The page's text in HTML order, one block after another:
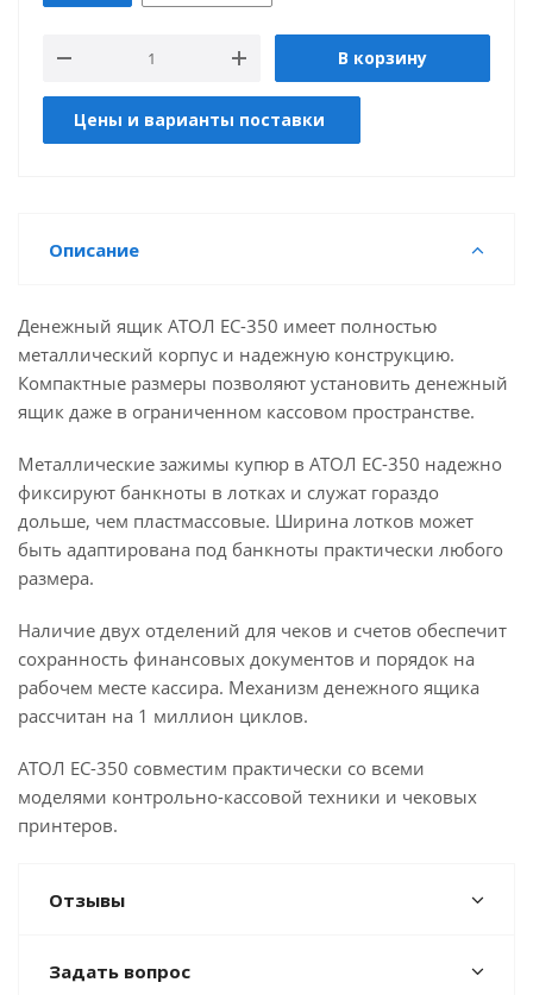
В корзину
Цены и варианты поставки
Описание
Денежный ящик АТОЛ EC-350 имеет полностью
металлический корпус и надежную конструкцию.
Компактные размеры позволяют установить денежный
ящик даже в ограниченном кассовом пространстве.
Металлические зажимы купюр в АТОЛ EC-350 надежно
фиксируют банкноты в лотках и служат гораздо
дольше, чем пластмассовые. Ширина лотков может
быть адаптирована под банкноты практически любого
размера.
Наличие двух отделений для чеков и счетов обеспечит
сохранность финансовых документов и порядок на
рабочем месте кассира. Механизм денежного ящика
рассчитан на 1 миллион циклов.
АТОЛ EC-350 совместим практически со всеми
моделями контрольно-кассовой техники и чековых
принтеров.
Отзывы
Задать вопрос